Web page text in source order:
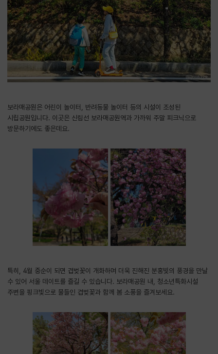
보라매공원은 어린이 놀이터, 반려동물 놀이터 등의 시설이 조성된
시립공원입니다. 이곳은 신림선 보라매공원역과 가까워 주말 피크닉으로
방문하기에도 좋은데요.
특히, 4월 중순이 되면 겹벚꽃이 개화하며 더욱 진해진 분홍빛의 풍경을 만날
수 있어 서울 데이트를 즐길 수 있습니다. 보라매공원 내, 청소년특화시설
주변을 핑크빛으로 물들인 겹벚꽃과 함께 봄 소풍을 즐겨보세요.